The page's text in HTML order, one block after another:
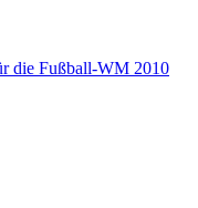
die Fußball-WM 2010